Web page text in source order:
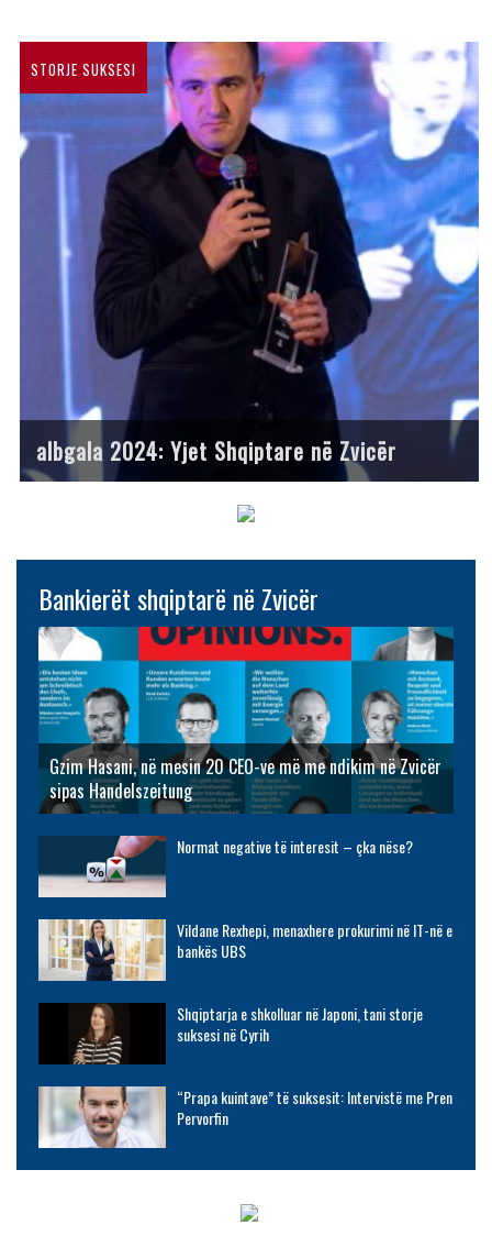
STORJE SUKSESI
albgala 2024: Yjet Shqiptare në Zvicër
Bankierët shqiptarë në Zvicër
Gzim Hasani, në mesin 20 CEO-ve më me ndikim në Zvicër
sipas Handelszeitung
Normat negative të interesit – çka nëse?
Vildane Rexhepi, menaxhere prokurimi në IT-në e
bankës UBS
Shqiptarja e shkolluar në Japoni, tani storje
suksesi në Cyrih
“Prapa kuintave” të suksesit: Intervistë me Pren
Pervorfin